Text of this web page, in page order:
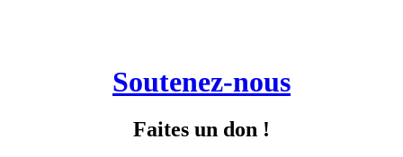
Soutenez-nous
Faites un don !